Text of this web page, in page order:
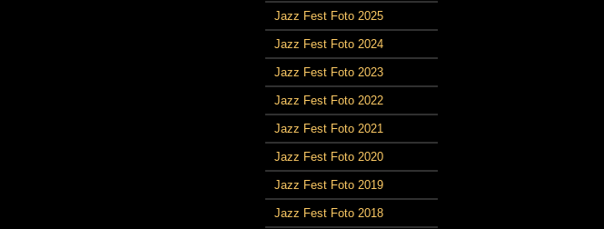
Jazz Fest Foto 2025
Jazz Fest Foto 2024
Jazz Fest Foto 2023
Jazz Fest Foto 2022
Jazz Fest Foto 2021
Jazz Fest Foto 2020
Jazz Fest Foto 2019
Jazz Fest Foto 2018